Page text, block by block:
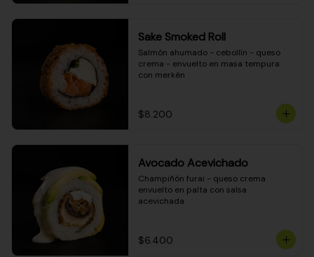
Sake Smoked Roll
Salmón ahumado - cebollín - queso
crema - envuelto en masa tempura
con merkén
$8.200
Avocado Acevichado
Champiñón furai - queso crema
envuelto en palta con salsa
acevichada
$6.400